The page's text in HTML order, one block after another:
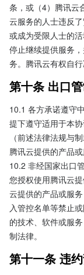
条，或（4）腾讯云
云服务的人士违反
或成为受限人士的
停止继续提供服务
务。腾讯云有权自行
第十条 出口
10.1 各方承诺遵守
提下遵守适用于本
（前述法律法规与
腾讯云提供的产品
10.2 非经国家出口
您授权使用腾讯云
云提供的产品或服
入管控名单等禁止
的技术、软件或服
制法律。
第十一条 违